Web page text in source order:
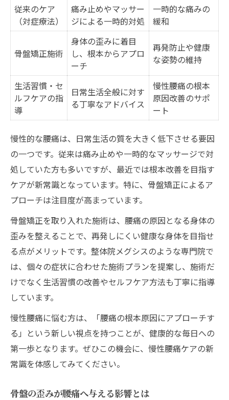
従来のケア
（対症療法）
痛み止めやマッサー
ジによる一時的対処
一時的な痛みの
緩和
骨盤矯正施術
身体の歪みに着目
し、根本からアプロ
ーチ
再発防止や健康
な姿勢の維持
生活習慣・セ
ルフケアの指
導
日常生活全般に対す
る丁寧なアドバイス
慢性腰痛の根本
原因改善のサポ
ート
慢性的な腰痛は、日常生活の質を大きく低下させる要因
の一つです。従来は痛み止めや一時的なマッサージで対
処していた方も多いですが、最近では根本改善を目指す
ケアが新常識となっています。特に、骨盤矯正によるア
プローチは注目度が高まっています。
骨盤矯正を取り入れた施術は、腰痛の原因となる身体の
歪みを整えることで、再発しにくい健康な身体を目指せ
る点がメリットです。整体院メグシスのような専門院で
は、個々の症状に合わせた施術プランを提案し、施術だ
けでなく生活習慣の改善やセルフケア方法も丁寧に指導
しています。
慢性腰痛に悩む方は、「腰痛の根本原因にアプローチす
る」という新しい視点を持つことが、健康的な毎日への
第一歩となります。ぜひこの機会に、慢性腰痛ケアの新
常識を体感してみてください。
骨盤の歪みが腰痛へ与える影響とは